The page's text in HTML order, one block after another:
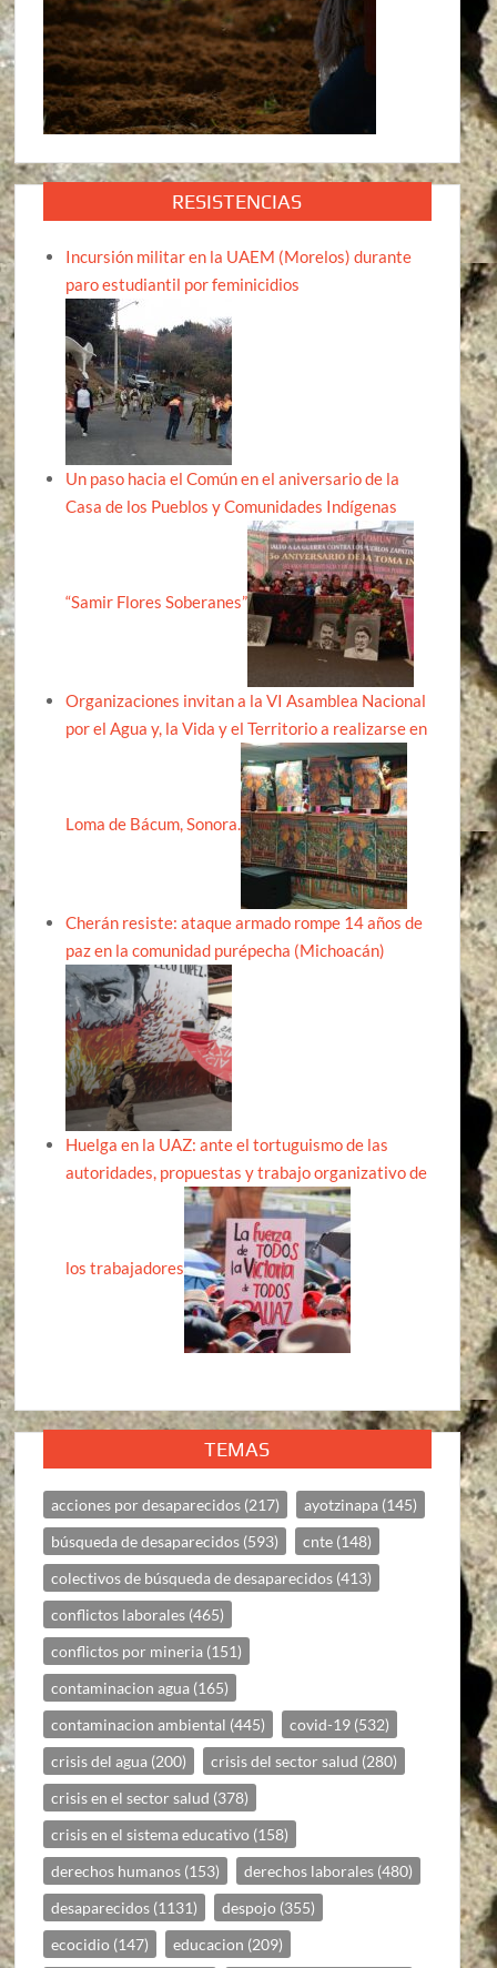
RESISTENCIAS
Incursión militar en la UAEM (Morelos) durante
paro estudiantil por feminicidios
Un paso hacia el Común en el aniversario de la
Casa de los Pueblos y Comunidades Indígenas
“Samir Flores Soberanes”
Organizaciones invitan a la VI Asamblea Nacional
por el Agua y, la Vida y el Territorio a realizarse en
Loma de Bácum, Sonora.
Cherán resiste: ataque armado rompe 14 años de
paz en la comunidad purépecha (Michoacán)
Huelga en la UAZ: ante el tortuguismo de las
autoridades, propuestas y trabajo organizativo de
los trabajadores
TEMAS
acciones por desaparecidos (217) ayotzinapa (145)
búsqueda de desaparecidos (593) cnte (148)
colectivos de búsqueda de desaparecidos (413)
conflictos laborales (465)
conflictos por mineria (151)
contaminacion agua (165)
contaminacion ambiental (445) covid-19 (532)
crisis del agua (200) crisis del sector salud (280)
crisis en el sector salud (378)
crisis en el sistema educativo (158)
derechos humanos (153) derechos laborales (480)
desaparecidos (1131) despojo (355)
ecocidio (147) educacion (209)